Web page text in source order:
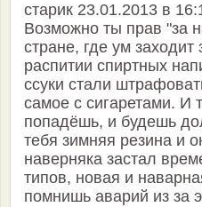
старик 23.01.2013 в
Возможно ты прав "за
стране, где ум
распитии спиртных
ссуки стали
самое с сигаретами. И
попадёшь, и будешь
тебя зимняя резина и
наверняка застал
типов, новая и
помнишь аварий из за